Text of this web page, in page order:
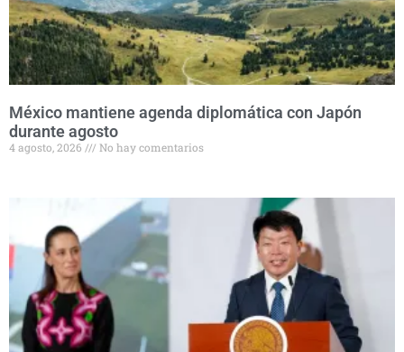
México mantiene agenda diplomática con Japón
durante agosto
4 agosto, 2026 No hay comentarios